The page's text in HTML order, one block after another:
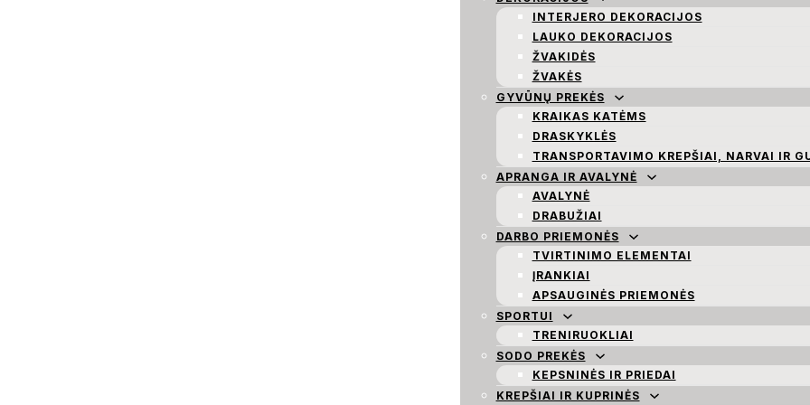
INTERJERO DEKORACIJOS
LAUKO DEKORACIJOS
ŽVAKIDĖS
ŽVAKĖS
GYVŪNŲ PREKĖS
KRAIKAS KATĖMS
DRASKYKLĖS
TRANSPORTAVIMO KREPŠIAI, NARVAI IR
APRANGA IR AVALYNĖ
AVALYNĖ
DRABUŽIAI
DARBO PRIEMONĖS
TVIRTINIMO ELEMENTAI
ĮRANKIAI
APSAUGINĖS PRIEMONĖS
SPORTUI
TRENIRUOKLIAI
SODO PREKĖS
KEPSNINĖS IR PRIEDAI
KREPŠIAI IR KUPRINĖS